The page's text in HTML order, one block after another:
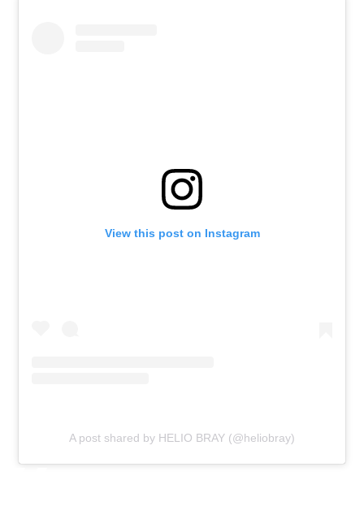
View this post on Instagram
A post shared by HELIO BRAY (@heliobray)